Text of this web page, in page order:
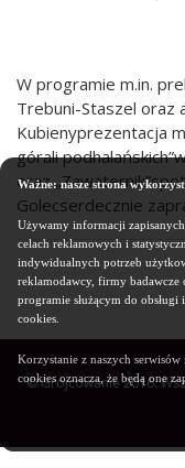
W programie m.in.
Trebuni-Staszel oraz
Kubienyprezentacja
górali
oraz
Golecserdecznie
© Grojcowanie 2016.
Ważne: nasze strona
Używamy informacji
celach reklamowych i
indywidualnych potrzeb
reklamodawcy, firmy
programie służącym do
cookies.
Korzystanie z naszych
cookies oznacza, że będą one